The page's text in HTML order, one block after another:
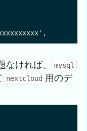
ければ、 mysql
nextcloud 用のデ